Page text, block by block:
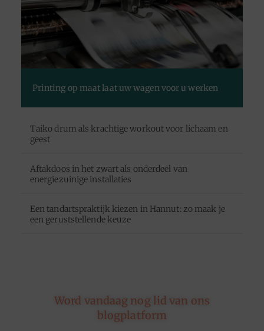
Printing op maat laat uw wagen voor u werken
Taiko drum als krachtige workout voor lichaam en
geest
Aftakdoos in het zwart als onderdeel van
energiezuinige installaties
Een tandartspraktijk kiezen in Hannut: zo maak je
een geruststellende keuze
Word vandaag nog lid van ons
blogplatform